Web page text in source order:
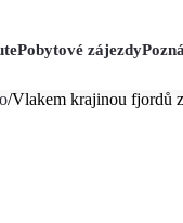
Pobytové zájezdy
/Vlakem krajinou fjordů